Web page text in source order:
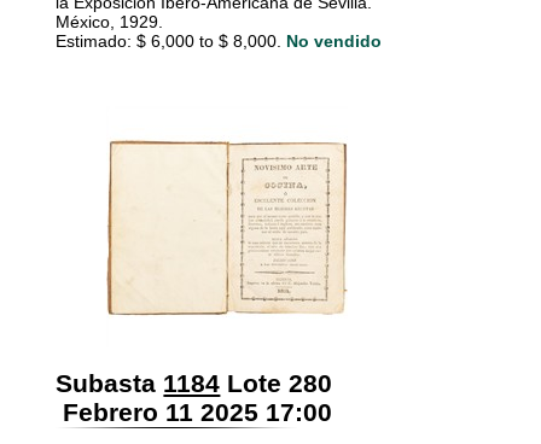
México, 1929.
Estimado: $ 6,000 to $ 8,000. No vendido
Subasta 1184 Lote 280
Febrero 11 2025 17:00